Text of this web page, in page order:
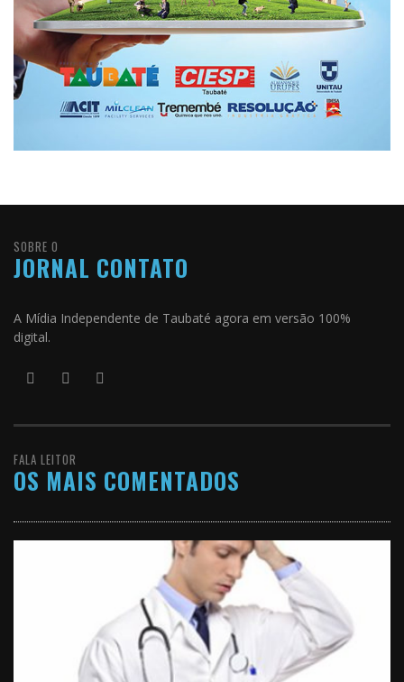
SOBRE O
JORNAL CONTATO
A Mídia Independente de Taubaté agora em versão 100%
digital.
FALA LEITOR
OS MAIS COMENTADOS